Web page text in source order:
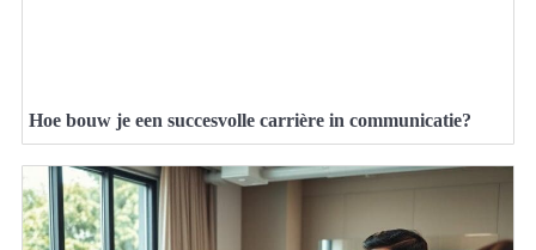
Hoe bouw je een succesvolle carrière in communicatie?